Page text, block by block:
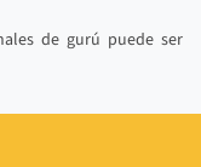
de gurú puede ser